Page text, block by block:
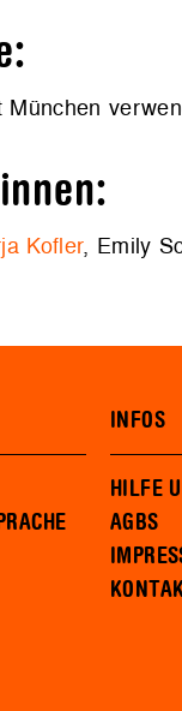
Kofler, Emily
INFOS
HILFE
AGBS